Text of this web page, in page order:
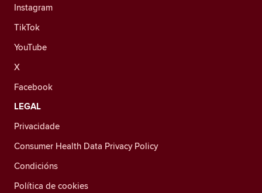
Instagram
TikTok
YouTube
X
Facebook
LEGAL
Privacidade
Consumer Health Data Privacy Policy
Condicións
Política de cookies